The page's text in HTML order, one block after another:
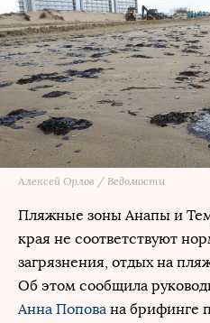
Алексей Орлов / Ведомости
Пляжные зоны Анапы и
края не соответствуют
загрязнения, отдых на
Об этом сообщила
Анна Попова на брифинге